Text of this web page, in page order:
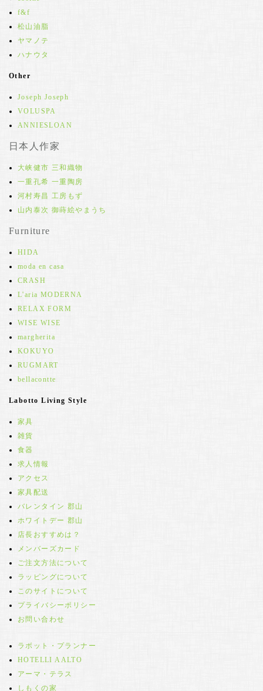
f&f
松山油脂
ヤマノテ
ハナウタ
Other
Joseph Joseph
VOLUSPA
ANNIESLOAN
日本人作家
大峡健市 三和織物
一重孔希 一重陶房
河村寿昌 工房もず
山内泰次 御蒔絵やまうち
Furniture
HIDA
moda en casa
CRASH
L'aria MODERNA
RELAX FORM
WISE WISE
margherita
KOKUYO
RUGMART
bellacontte
Labotto Living Style
家具
雑貨
食器
求人情報
アクセス
家具配送
バレンタイン 郡山
ホワイトデー 郡山
店長おすすめは？
メンバーズカード
ご注文方法について
ラッピングについて
このサイトについて
プライバシーポリシー
お問い合わせ
ラボット・プランナー
HOTELLI AALTO
アーマ・テラス
しもくの家